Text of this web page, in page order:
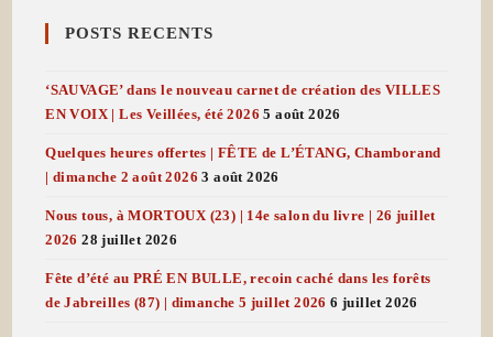
POSTS RECENTS
‘SAUVAGE’ dans le nouveau carnet de création des VILLES
EN VOIX | Les Veillées, été 2026 5 août 2026
Quelques heures offertes | FÊTE de L’ÉTANG, Chamborand
| dimanche 2 août 2026 3 août 2026
Nous tous, à MORTOUX (23) | 14e salon du livre | 26 juillet
2026 28 juillet 2026
Fête d’été au PRÉ EN BULLE, recoin caché dans les forêts
de Jabreilles (87) | dimanche 5 juillet 2026 6 juillet 2026